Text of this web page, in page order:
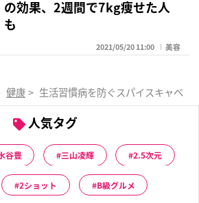
の効果、2週間で7kg痩せた人
も
2021/05/20 11:00 美容
健康 > 生活習慣病を防ぐスパイスキャベツ
人気タグ
谷豊 三山凌輝 2.5次元
2ショット B級グルメ